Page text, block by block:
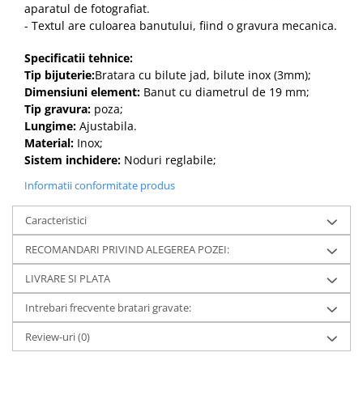
aparatul de fotografiat.
- Textul are culoarea banutului, fiind o gravura mecanica.
Specificatii tehnice:
Tip bijuterie:Bratara cu bilute jad, bilute inox (3mm);
Dimensiuni element: Banut cu diametrul de 19 mm;
Tip gravura: poza;
Lungime: Ajustabila.
Material: Inox;
Sistem inchidere: Noduri reglabile;
Informatii conformitate produs
Caracteristici
RECOMANDARI PRIVIND ALEGEREA POZEI:
LIVRARE SI PLATA
Intrebari frecvente bratari gravate:
Review-uri(0)